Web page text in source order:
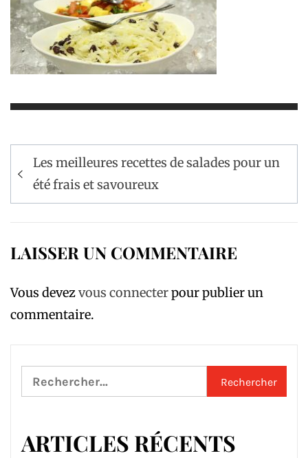
Navigation
de
l’article
Les meilleures recettes de salades pour un
été frais et savoureux
LAISSER UN COMMENTAIRE
Vous devezvous connecterpour publier un
commentaire.
Rechercher :
ARTICLES RÉCENTS